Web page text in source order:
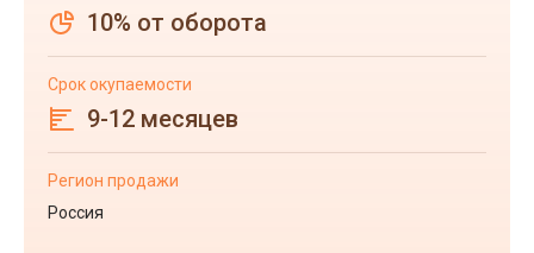
10% от оборота
Срок окупаемости
9-12 месяцев
Регион продажи
Россия